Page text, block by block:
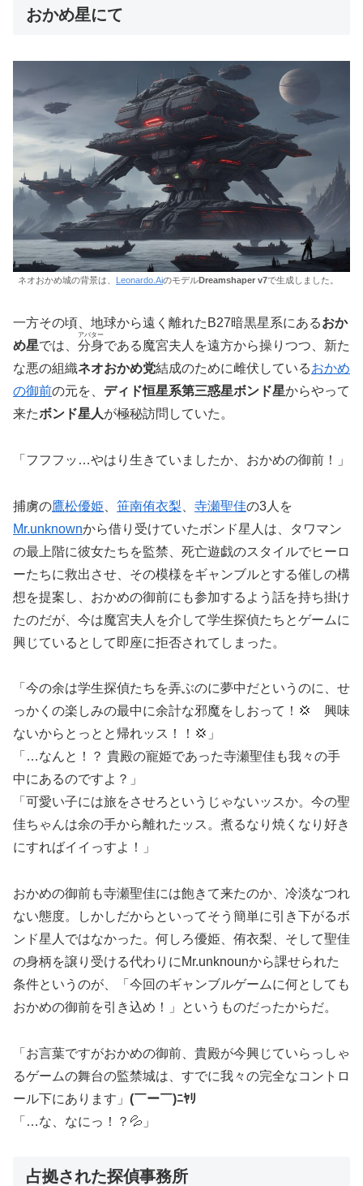
おかめ星にて
ネオおかめ城の背景は、 Leonardo.AiのモデルDreamshaper v7で生成しました。
一方その頃、地球から遠く離れたB27暗黒星系にあるおか
め星では、 分身
アバター
である魔宮夫人を遠方から操りつつ、新た
な悪の組織ネオおかめ党結成のために雌伏しているおかめ
の御前の元を、 ディド恒星系第三惑星ボンド星からやって
来たボンド星人が極秘訪問していた。
「フフフッ…やはり生きていましたか、おかめの御前！」
捕虜の鷹松優姫 笹南侑衣梨 寺瀬聖佳の3人を
Mr.unknownから借り受けていたボンド星人は、タワマン
の最上階に彼女たちを監禁、死亡遊戯のスタイルでヒーロ
ーたちに救出させ、その模様をギャンブルとする催しの構
想を提案し、おかめの御前にも参加するよう話を持ち掛け
たのだが、今は魔宮夫人を介して学生探偵たちとゲームに
興じているとして即座に拒否されてしまった。
「今の余は学生探偵たちを弄ぶのに夢中だというのに、せ
っかくの楽しみの最中に余計な邪魔をしおって！💢 興味
ないからとっとと帰れッス！！💢」
「…なんと！？ 貴殿の寵姫であった寺瀬聖佳も我々の手
中にあるのですよ？」
「可愛い子には旅をさせろというじゃないッスか。今の聖
佳ちゃんは余の手から離れたッス。煮るなり焼くなり好き
にすればイイっすよ！」
おかめの御前も寺瀬聖佳には飽きて来たのか、冷淡なつれ
ない態度。しかしだからといってそう簡単に引き下がるボ
ンド星人ではなかった。何しろ優姫、侑衣梨、そして聖佳
の身柄を譲り受ける代わりにMr.unknounから課せられた
条件というのが、「今回のギャンブルゲームに何としても
おかめの御前を引き込め！」というものだったからだ。
「お言葉ですがおかめの御前、貴殿が今興じていらっしゃ
るゲームの舞台の監禁城は、すでに我々の完全なコントロ
ール下にあります」 (￣ー￣)ﾆﾔﾘ
「…な、なにっ！？💦」
占拠された探偵事務所